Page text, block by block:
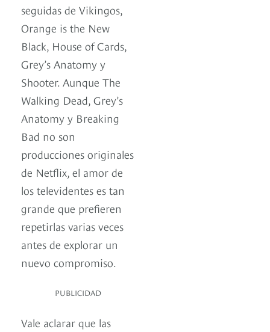
seguidas de Vikingos,
Orange is the New
Black, House of Cards,
Grey’s Anatomy y
Shooter. Aunque The
Walking Dead, Grey’s
Anatomy y Breaking
Bad no son
producciones originales
de Netflix, el amor de
los televidentes es tan
grande que prefieren
repetirlas varias veces
antes de explorar un
nuevo compromiso.
PUBLICIDAD
Vale aclarar que las